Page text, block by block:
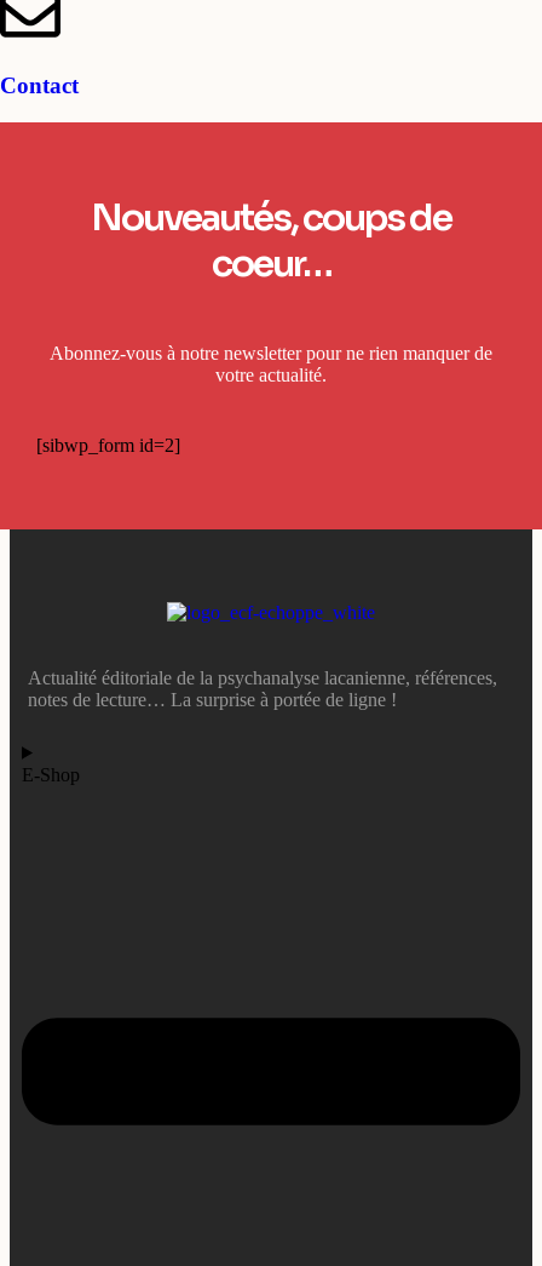
Contact
Nouveautés, coups de
coeur…
Abonnez-vous à notre newsletter pour ne rien manquer de
votre actualité.
[sibwp_form id=2]
Actualité éditoriale de la psychanalyse lacanienne, références,
notes de lecture… La surprise à portée de ligne !
E-Shop